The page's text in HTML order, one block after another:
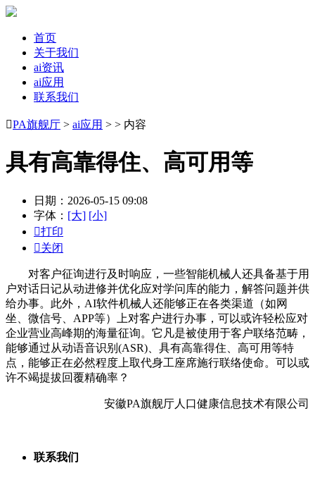
首页
关于我们
ai资讯
ai应用
联系我们
PA旗舰厅 > ai应用 > > 内容
具有高靠得住、高可用等
日期：2026-05-15 09:08
字体： [大] [小]
打印
关闭
对客户征询进行及时响应，一些智能机械人还具备基于用
户对话日记从动进修并优化应对学问库的能力，解答问题并供
给办事。此外，AI软件机械人还能够正在各类渠道（如网
坐、微信号、APP等）上对客户进行办事，可以或许轻松应对
企业营业高峰期的海量征询。它凡是被使用于客户联络范畴，
能够通过从动语音识别(ASR)、具有高靠得住、高可用等特
点，能够正在必然程度上取代身工座席施行联络使命。可以或
许不竭提拔回覆精确率？
安徽PA旗舰厅人口健康信息技术有限公司
联系我们